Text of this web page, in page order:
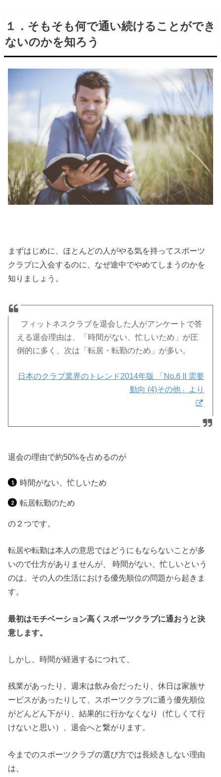
１．そもそも何で通い続けることができ
ないのかを知ろう
まずはじめに、ほとんどの人がやる気を持ってスポーツ
クラブに入会するのに、なぜ途中でやめてしまうのかを
知りましょう。
フィットネスクラブを退会した人がアンケートで答
える退会理由は、「時間がない、忙しいため」が圧
倒的に多く、次は「転居・転勤のため」が多い。
日本のクラブ業界のトレンド2014年版 「No.6 II 需要
動向 (4)その他」より
退会の理由で約50%を占めるのが
時間がない、忙しいため
転居転勤のため
の２つです。
転居や転勤は本人の意思ではどうにもならないことが多
いので仕方がありませんが、 時間がない、忙しいという
のは、その人の生活における優先順位の問題から起きま
す。
最初はモチベーション高くスポーツクラブに通おうと決
意します。
しかし、時間が経過するにつれて、
残業があったり、週末は飲み会だったり、休日は家族サ
ービスがあったりして、スポーツクラブに通う優先順位
がどんどん下がり、結果的に行かなくなり（忙しくて行
けないと思い）、退会へと繋がります。
今までのスポーツクラブの選び方では長続きしない理由
は、